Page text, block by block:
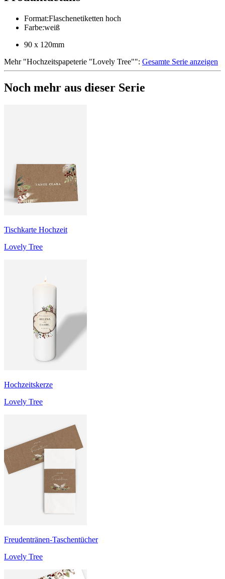
Format:Flaschenetiketten hoch
Farbe:weiß
90 x 120mm
Mehr"Hochzeitspapeterie "Lovely Tree"": Gesamte Serie anzeigen
Noch mehr aus dieser Serie
Tischkarte Hochzeit
Lovely Tree
Hochzeitskerze
Lovely Tree
Freudentränen-Taschentücher
Lovely Tree